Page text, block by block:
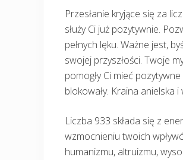
Przesłanie kryjące się za
służy Ci już pozytywnie.
pełnych lęku. Ważne jest,
swojej przyszłości. Twoje
pomogły Ci mieć
blokowały. Kraina anielska
Liczba 933 składa się z
wzmocnieniu twoich
humanizmu, altruizmu,